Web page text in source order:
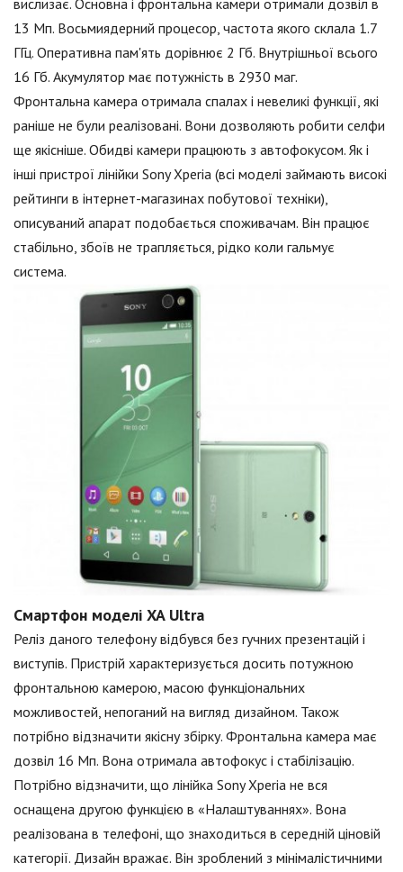
13 Мп. Восьмиядерний процесор, частота якого склала 1.7
ГГц. Оперативна пам'ять дорівнює 2 Гб. Внутрішньої всього
16 Гб. Акумулятор має потужність в 2930 маг.
Фронтальна камера отримала спалах і невеликі функції, які
раніше не були реалізовані. Вони дозволяють робити селфи
ще якісніше. Обидві камери працюють з автофокусом. Як і
інші пристрої лінійки Sony Xperia (всі моделі займають високі
рейтинги в інтернет-магазинах побутової техніки),
описуваний апарат подобається споживачам. Він працює
стабільно, збоїв не трапляється, рідко коли гальмує
система.
Смартфон моделі XA Ultra
Реліз даного телефону відбувся без гучних презентацій і
виступів. Пристрій характеризується досить потужною
фронтальною камерою, масою функціональних
можливостей, непоганий на вигляд дизайном. Також
потрібно відзначити якісну збірку. Фронтальна камера має
дозвіл 16 Мп. Вона отримала автофокус і стабілізацію.
Потрібно відзначити, що лінійка Sony Xperia не вся
оснащена другою функцією в «Налаштуваннях». Вона
реалізована в телефоні, що знаходиться в середній ціновій
категорії. Дизайн вражає. Він зроблений з мінімалістичними